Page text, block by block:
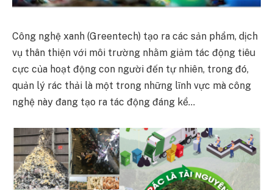
Công nghệ xanh (Greentech) tạo ra các sản phẩm, dịch
vụ thân thiện với môi trường nhằm giảm tác động tiêu
cực của hoạt động con người đến tự nhiên, trong đó,
quản lý rác thải là một trong những lĩnh vực mà công
nghệ này đang tạo ra tác động đáng kể…